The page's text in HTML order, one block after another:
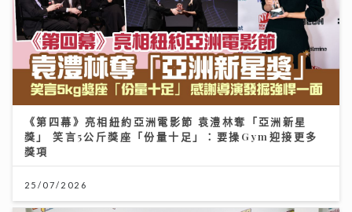
《第四幕》亮相紐約亞洲電影節 袁澧林奪「亞洲新星
獎」 笑言5公斤獎座「份量十足」：要操Gym迎接更多
獎項
25/07/2026